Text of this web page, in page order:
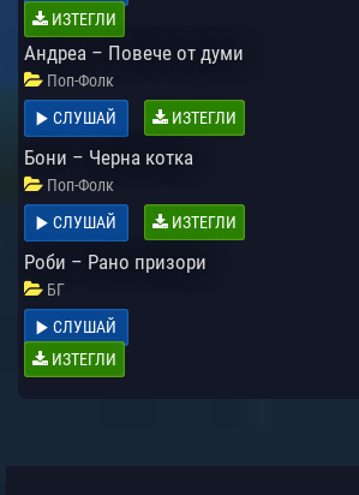
ИЗТЕГЛИ
Андреа – Повече от думи
Поп-Фолк
СЛУШАЙ
ИЗТЕГЛИ
Бони – Черна котка
Поп-Фолк
СЛУШАЙ
ИЗТЕГЛИ
Роби – Рано призори
БГ
СЛУШАЙ
ИЗТЕГЛИ